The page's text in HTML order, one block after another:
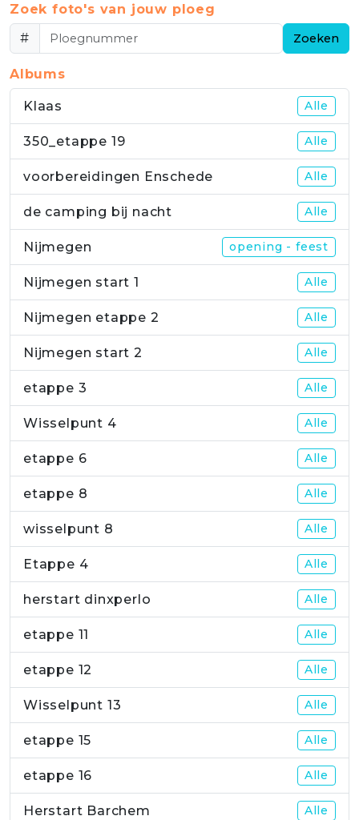
Zoek foto's van jouw ploeg
#
Zoeken
Albums
Klaas Alle
350_etappe 19 Alle
voorbereidingen Enschede Alle
de camping bij nacht Alle
Nijmegen opening - feest
Nijmegen start 1 Alle
Nijmegen etappe 2 Alle
Nijmegen start 2 Alle
etappe 3 Alle
Wisselpunt 4 Alle
etappe 6 Alle
etappe 8 Alle
wisselpunt 8 Alle
Etappe 4 Alle
herstart dinxperlo Alle
etappe 11 Alle
etappe 12 Alle
Wisselpunt 13 Alle
etappe 15 Alle
etappe 16 Alle
Herstart Barchem Alle